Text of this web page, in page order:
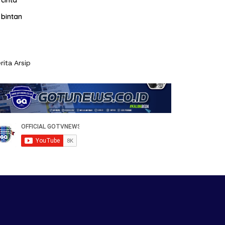
bintan
Arsip